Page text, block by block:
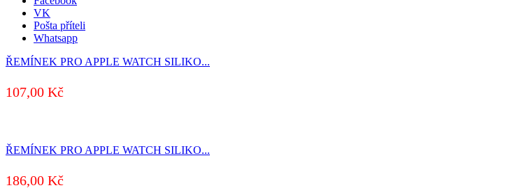
VK
Pošta příteli
Whatsapp
ŘEMÍNEK PRO APPLE WATCH SILIKO...
107,00 Kč
ŘEMÍNEK PRO APPLE WATCH SILIKO...
186,00 Kč